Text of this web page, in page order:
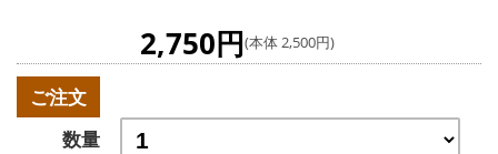
2,750円(本体 2,500円)
ご注文
数量